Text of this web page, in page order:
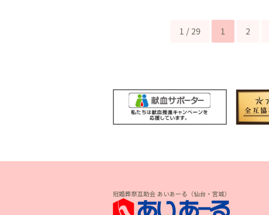
1 / 29 1 2
冠婚葬祭互助会 あいあーる（仙台・宮城）